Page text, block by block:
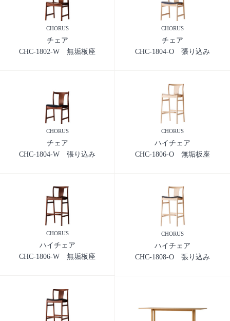
CHORUS
チェア
CHC-1802-W 無垢板座
CHORUS
チェア
CHC-1804-O 張り込み
CHORUS
チェア
CHC-1804-W 張り込み
CHORUS
ハイチェア
CHC-1806-O 無垢板座
CHORUS
ハイチェア
CHC-1806-W 無垢板座
CHORUS
ハイチェア
CHC-1808-O 張り込み